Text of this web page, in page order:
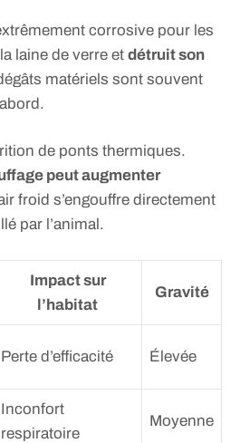
corrosive pour les
laine de verre et détruit son
matériels sont souvent
de ponts thermiques.
peut augmenter
froid s’engouffre directement
par l’animal.
Impact sur
l’habitat
Gravité
Perte d’efficacité Élevée
Inconfort
respiratoire
Moyenne